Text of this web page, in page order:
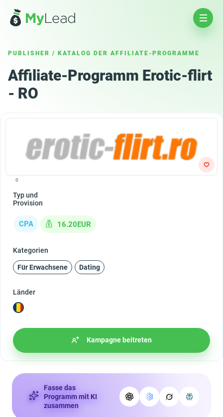
PUBLISHER / KATALOG DER AFFILIATE-PROGRAMME
Affiliate-Programm Erotic-flirt
- RO
0
Typ und
Provision
CPA 16.20EUR
Kategorien
Für Erwachsene Dating
Länder
Kampagne beitreten
Fasse das
Programm mit KI
zusammen